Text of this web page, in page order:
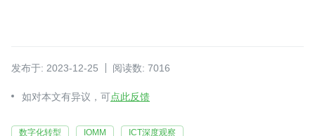
发布于: 2023-12-25 阅读数: 7016
如对本文有异议，可点此反馈
数字化转型 IOMM ICT深度观察